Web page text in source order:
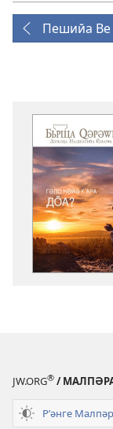
Пешийа Ве
JW.ORG® /
Рʹәнге